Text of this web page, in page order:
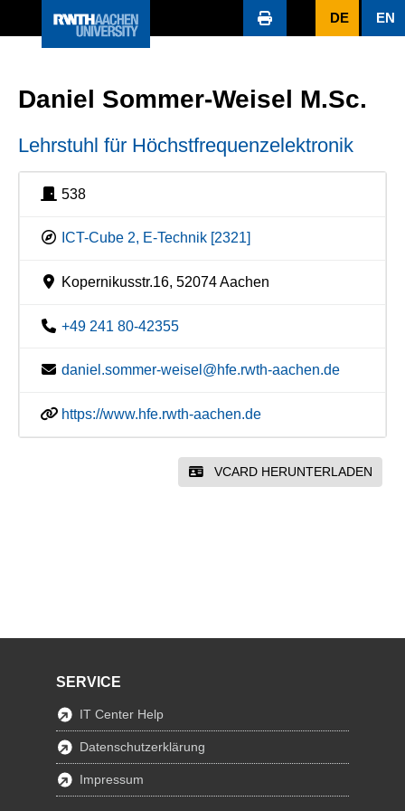
DE EN
Daniel Sommer-Weisel M.Sc.
Lehrstuhl für Höchstfrequenzelektronik
538
ICT-Cube 2, E-Technik [2321]
Kopernikusstr.16, 52074 Aachen
+49 241 80-42355
daniel.sommer-weisel@hfe.rwth-aachen.de
https://www.hfe.rwth-aachen.de
VCARD HERUNTERLADEN
SERVICE
IT Center Help
Datenschutzerklärung
Impressum